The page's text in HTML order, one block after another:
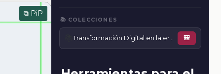
⧉ PiP
📚 COLECCIONES
📚 Transformación Digital en la era de la Inteligencia Artificial 🎒